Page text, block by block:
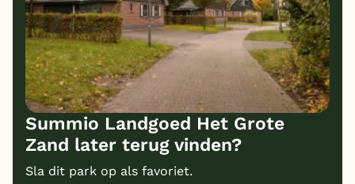
Summio Landgoed Het Grote
Zand later terug vinden?
Sla dit park op als favoriet.